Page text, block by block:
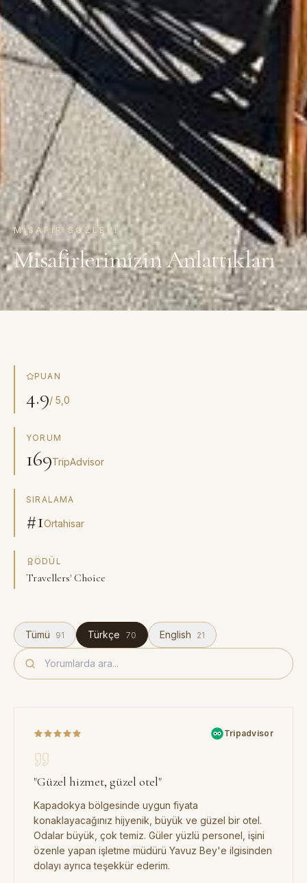
MISAFIR SÖZLERI
Misafirlerimizin Anlattıkları
PUAN
4.9/ 5,0
YORUM
169TripAdvisor
SIRALAMA
#1Ortahisar
ÖDÜL
Travellers' Choice
Tümü 91 Türkçe 70 English 21
Tripadvisor
"Güzel hizmet, güzel otel"
Kapadokya bölgesinde uygun fiyata
konaklayacağınız hijyenik, büyük ve güzel bir otel.
Odalar büyük, çok temiz. Güler yüzlü personel, işini
özenle yapan işletme müdürü Yavuz Bey'e ilgisinden
dolayı ayrıca teşekkür ederim.